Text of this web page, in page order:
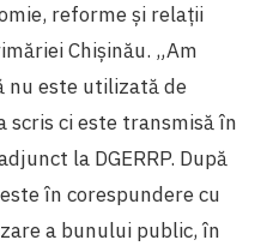
reforme şi relații
Chișinău. „Am
nu este utilizată de
scris ci este transmisă în
la DGERRP. După
în corespundere cu
a bunului public, în